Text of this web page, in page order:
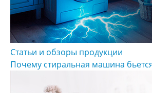
Статьи и обзоры продукции
Почему стиральная машина